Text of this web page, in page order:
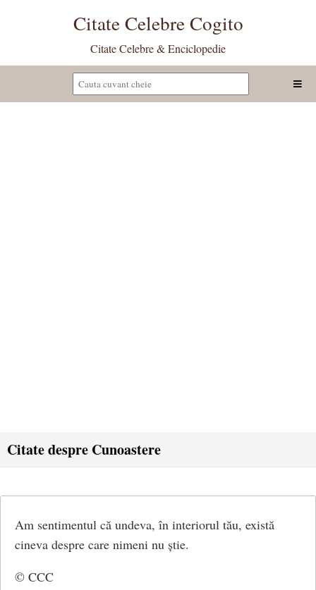
Citate Celebre Cogito
Citate Celebre & Enciclopedie
Citate despre Cunoastere
Am sentimentul că undeva, în interiorul tău, există
cineva despre care nimeni nu știe.
© CCC